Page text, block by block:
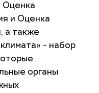
Оценка
и Оценка
а также
- набор
органы